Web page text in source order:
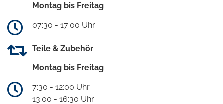
Montag bis Freitag
07:30 - 17:00 Uhr
Teile & Zubehör
Montag bis Freitag
7:30 - 12:00 Uhr
13:00 - 16:30 Uhr